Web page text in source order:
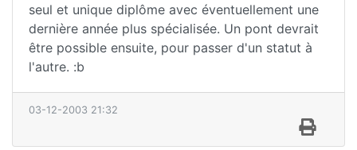
seul et unique diplôme avec éventuellement une
dernière année plus spécialisée. Un pont devrait
être possible ensuite, pour passer d'un statut à
l'autre. :b
03-12-2003 21:32